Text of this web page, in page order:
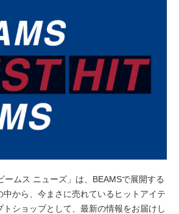
ームス ニューズ」は、BEAMSで展開する
中から、今まさに売れているヒットアイテ
トショップとして、最新の情報をお届けし